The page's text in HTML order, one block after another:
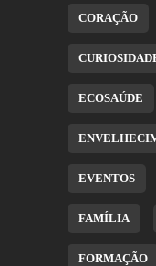
CORAÇÃO
ECOSAÚDE
EVENTOS
FAMÍLIA
FORMAÇÃO